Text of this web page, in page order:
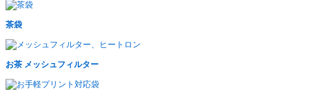
茶袋
お茶 メッシュフィルター